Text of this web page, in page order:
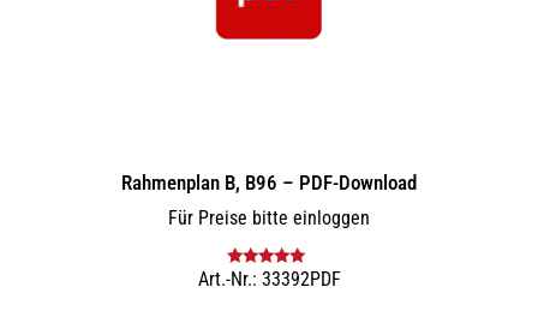
Rahmenplan B, B96 – PDF-Download
Für Preise bitte einloggen
Bewertet mit
Art.-Nr.: 33392PDF